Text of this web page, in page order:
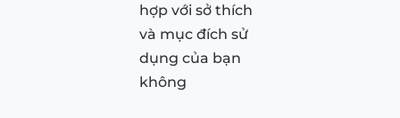
hợp với sở thích
và mục đích sử
dụng của bạn
không